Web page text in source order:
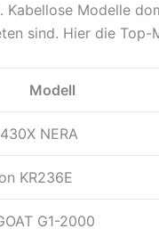
Modelle
sind. Hier die Top-
Modell
NERA
KR236E
G1-2000